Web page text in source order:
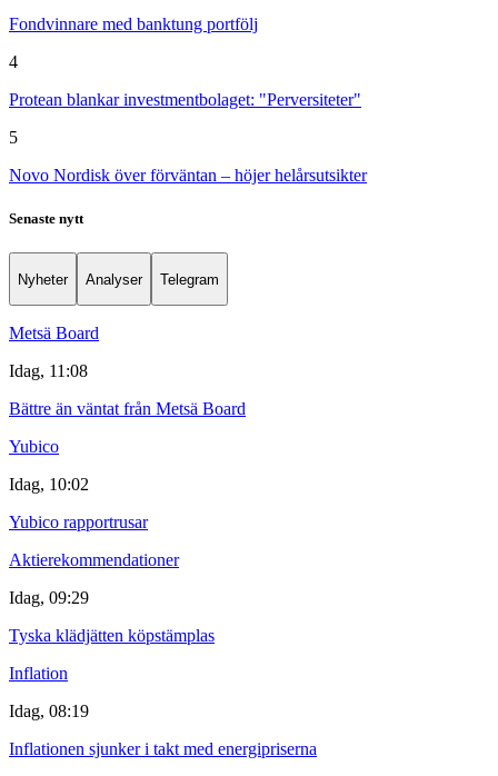
Fondvinnare med banktung portfölj
4
Protean blankar investmentbolaget: "Perversiteter"
5
Novo Nordisk över förväntan – höjer helårsutsikter
Senaste nytt
Nyheter Analyser Telegram
Metsä Board
Idag, 11:08
Bättre än väntat från Metsä Board
Yubico
Idag, 10:02
Yubico rapportrusar
Aktierekommendationer
Idag, 09:29
Tyska klädjätten köpstämplas
Inflation
Idag, 08:19
Inflationen sjunker i takt med energipriserna